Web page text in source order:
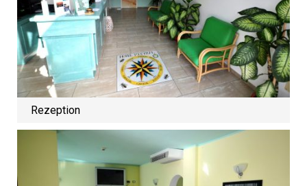
Rezeption